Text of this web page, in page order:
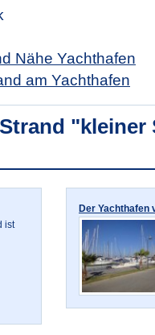
Nähe Yachthafen
am Yachthafen
"kleiner
ist
Der Yachthafen